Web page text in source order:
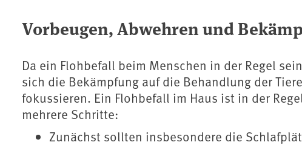
Vorbeugen, Abwehren und
Da ein Flohbefall beim Menschen in der Regel
sich die Bekämpfung auf die Behandlung der
fokussieren. Ein Flohbefall im Haus ist in der
mehrere Schritte:
Zunächst sollten insbesondere die